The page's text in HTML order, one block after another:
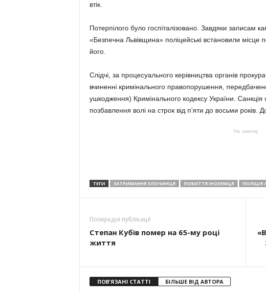
втік.
Потерпілого було госпіталізовано. Завдяки записам
«Безпечна Львівщина» поліцейські встановили
його.
Слідчі, за процесуального керівництва органів
вчиненні кримінального правопорушення,
ушкодження) Кримінального кодексу України. Санкція
позбавлення волі на строк від п’яти до восьми років.
На замітку
ТЕГИ ЗАТРИМАННЯ ЗЛОЧИНЦЯ ПОБИТТЯ ІНОЗЕМЦЯ ПОЛІЦІЯ
Попередні публікації
Степан Кубів помер на 65-му році
життя
ПОВ'ЯЗАНІ СТАТТІ БІЛЬШЕ ВІД АВТОРА